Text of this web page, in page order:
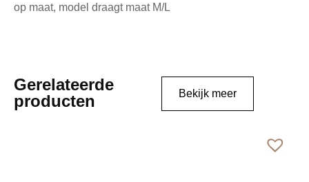
op maat, model draagt maat M/L
Gerelateerde
producten
Bekijk meer